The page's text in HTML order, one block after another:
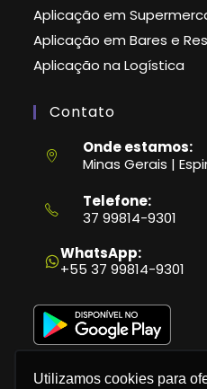
Utilizamos cookies para
Aplicação em
Aplicação em Bares e
Aplicação na Logística
Contato
Onde estamos:
Minas Gerais |
Telefone:
37 99814-9301
em
seu
aplicativo
WhatsApp:
+55 37 99814-9301